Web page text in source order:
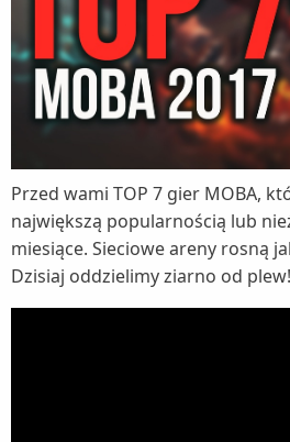
Przed wami TOP 7 gier MOBA,
największą popularnością lub
miesiące. Sieciowe areny rosną
Dzisiaj oddzielimy ziarno od plew!